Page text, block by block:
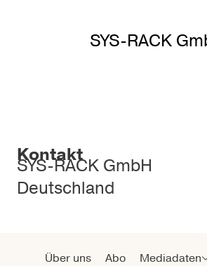
SYS-RACK
Kontakt
SYS-RACK GmbH
Deutschland
Über uns Abo Mediadaten